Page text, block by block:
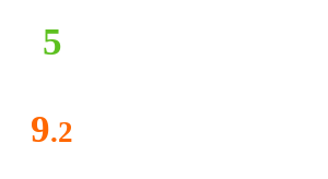
5
9.2